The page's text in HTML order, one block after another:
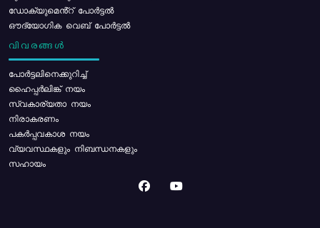
ഡോക്യുമെൻ്റ് പോർട്ടൽ
ഔദ്യോഗിക വെബ് പോർട്ടൽ
വിവരങ്ങൾ
പോര്‍ട്ടലിനെക്കുറിച്ച്
ഹൈപ്പർലിങ്ക് നയം
സ്വകാര്യതാ നയം
നിരാകരണം
പകർപ്പവകാശ നയം
വ്യവസ്ഥകളും നിബന്ധനകളും
സഹായം